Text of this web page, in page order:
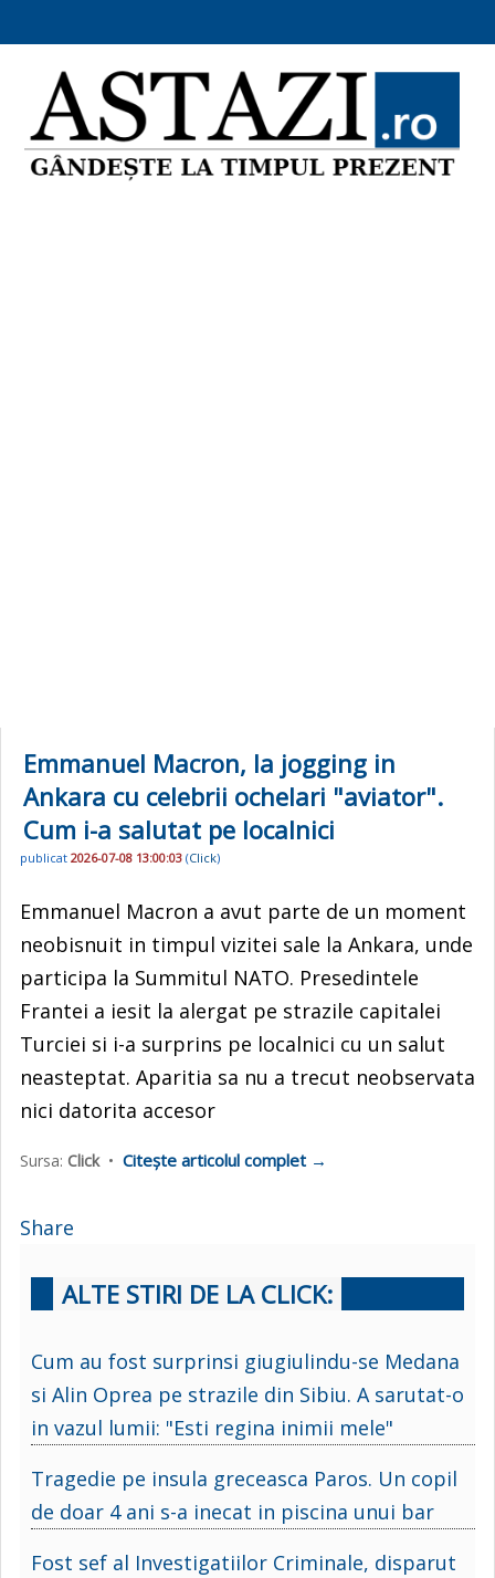
Emmanuel Macron, la jogging in
Ankara cu celebrii ochelari "aviator".
Cum i-a salutat pe localnici
publicat 2026-07-08 13:00:03 (Click)
Emmanuel Macron a avut parte de un moment
neobisnuit in timpul vizitei sale la Ankara, unde
participa la Summitul NATO. Presedintele
Frantei a iesit la alergat pe strazile capitalei
Turciei si i-a surprins pe localnici cu un salut
neasteptat. Aparitia sa nu a trecut neobservata
nici datorita accesor
Sursa: Click• Citește articolul complet →
Share
ALTE STIRI DE LA CLICK:
Cum au fost surprinsi giugiulindu-se Medana
si Alin Oprea pe strazile din Sibiu. A sarutat-o
in vazul lumii: "Esti regina inimii mele"
Tragedie pe insula greceasca Paros. Un copil
de doar 4 ani s-a inecat in piscina unui bar
Fost sef al Investigatiilor Criminale, disparut